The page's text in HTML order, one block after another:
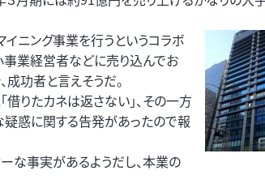
ニング事業を行うというコラボ
業経営者などに売り込んでお
成功者と言えそうだ。
りたカネは返さない」、その一方
疑惑に関する告発があったので報
な事実があるようだし、本業の